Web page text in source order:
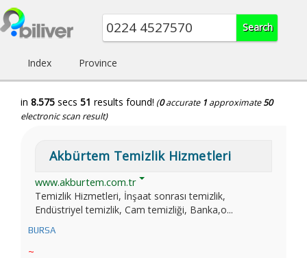
Index Province
in 8.575 secs 51 results found! (0accurate 1 approximate50
electronic scan result)
Akbürtem Temizlik Hizmetleri
www.akburtem.com.tr
Temizlik Hizmetleri, İnşaat sonrası temizlik,
Endüstriyel temizlik, Cam temizliği, Banka,o...
BURSA
~